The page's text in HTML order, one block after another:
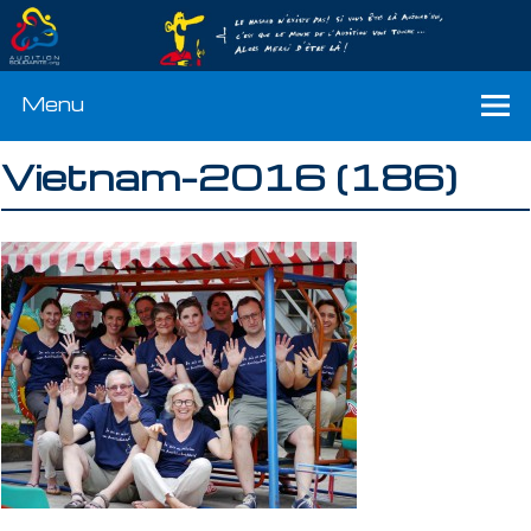
Menu
Vietnam-2016 (186)